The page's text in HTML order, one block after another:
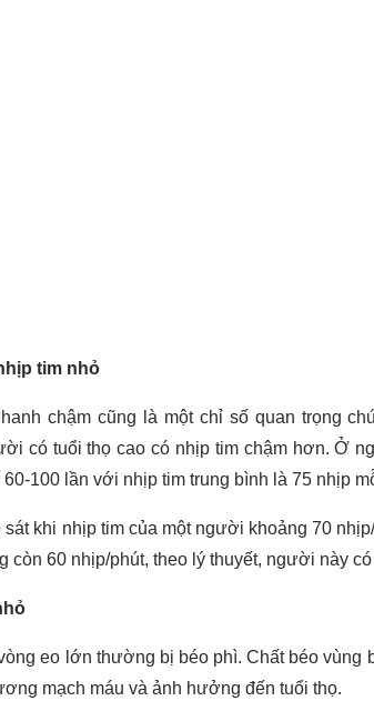
tim nhỏ
chậm cũng là một chỉ số quan trọng
có tuổi thọ cao có nhịp tim chậm hơn. Ở
100 lần với nhịp tim trung bình là 75 nhịp
sát khi nhịp tim của một người khoảng 70
còn 60 nhịp/phút, theo lý thuyết, người này
eo lớn thường bị béo phì. Chất béo vùng
mạch máu và ảnh hưởng đến tuổi thọ.